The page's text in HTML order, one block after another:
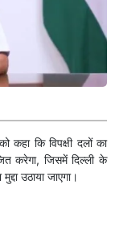
कहा कि विपक्षी दलों का
करेगा, जिसमें दिल्ली के
उठाया जाएगा।